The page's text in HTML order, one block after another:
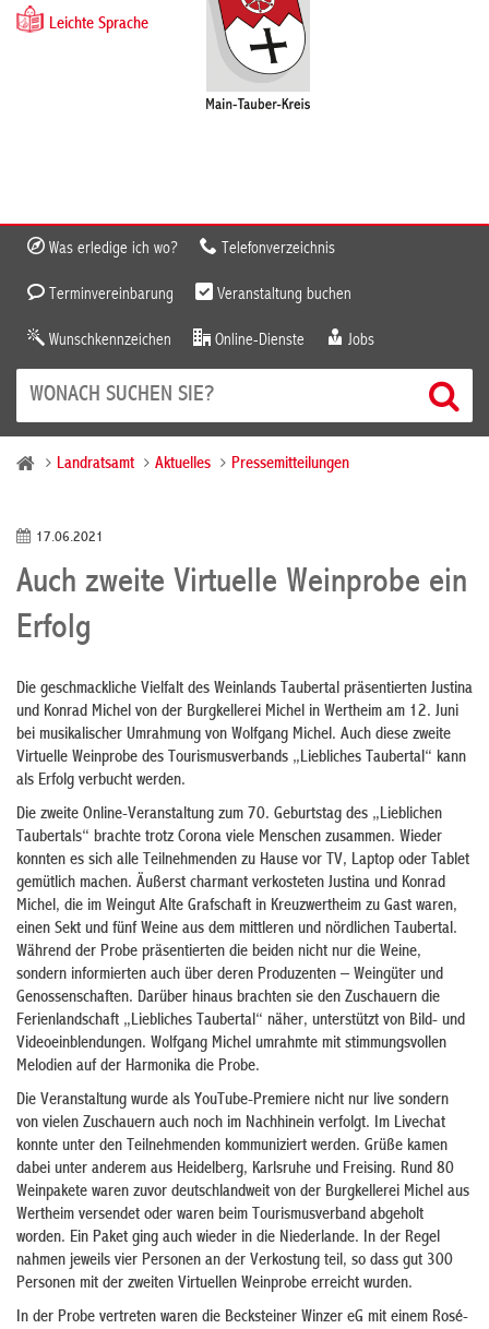
Leichte Sprache
Was erledige ich wo? Telefonverzeichnis
Terminvereinbarung Veranstaltung buchen
Wunschkennzeichen Online-Dienste Jobs
Landratsamt Aktuelles Pressemitteilungen
17.06.2021
Auch zweite Virtuelle Weinprobe ein
Erfolg
Die geschmackliche Vielfalt des Weinlands Taubertal präsentierten Justina
und Konrad Michel von der Burgkellerei Michel in Wertheim am 12. Juni
bei musikalischer Umrahmung von Wolfgang Michel. Auch diese zweite
Virtuelle Weinprobe des Tourismusverbands „Liebliches Taubertal“ kann
als Erfolg verbucht werden.
Die zweite Online-Veranstaltung zum 70. Geburtstag des „Lieblichen
Taubertals“ brachte trotz Corona viele Menschen zusammen. Wieder
konnten es sich alle Teilnehmenden zu Hause vor TV, Laptop oder Tablet
gemütlich machen. Äußerst charmant verkosteten Justina und Konrad
Michel, die im Weingut Alte Grafschaft in Kreuzwertheim zu Gast waren,
einen Sekt und fünf Weine aus dem mittleren und nördlichen Taubertal.
Während der Probe präsentierten die beiden nicht nur die Weine,
sondern informierten auch über deren Produzenten – Weingüter und
Genossenschaften. Darüber hinaus brachten sie den Zuschauern die
Ferienlandschaft „Liebliches Taubertal“ näher, unterstützt von Bild- und
Videoeinblendungen. Wolfgang Michel umrahmte mit stimmungsvollen
Melodien auf der Harmonika die Probe.
Die Veranstaltung wurde als YouTube-Premiere nicht nur live sondern
von vielen Zuschauern auch noch im Nachhinein verfolgt. Im Livechat
konnte unter den Teilnehmenden kommuniziert werden. Grüße kamen
dabei unter anderem aus Heidelberg, Karlsruhe und Freising. Rund 80
Weinpakete waren zuvor deutschlandweit von der Burgkellerei Michel aus
Wertheim versendet oder waren beim Tourismusverband abgeholt
worden. Ein Paket ging auch wieder in die Niederlande. In der Regel
nahmen jeweils vier Personen an der Verkostung teil, so dass gut 300
Personen mit der zweiten Virtuellen Weinprobe erreicht wurden.
In der Probe vertreten waren die Becksteiner Winzer eG mit einem Rosé-